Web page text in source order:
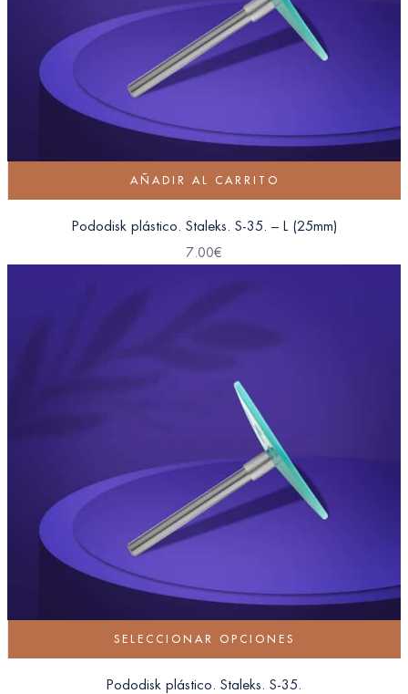
AÑADIR AL CARRITO
Pododisk plástico. Staleks. S-35. – L (25mm)
7.00€
SELECCIONAR OPCIONES
Pododisk plástico. Staleks. S-35.